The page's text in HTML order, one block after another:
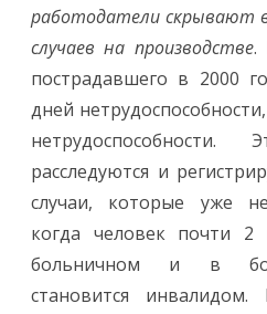
работодатели скрывают
случаев на производстве.
пострадавшего в 2000
дней
расследуются и
случаи, которые уже
когда человек почти 2
больничном и в
становится